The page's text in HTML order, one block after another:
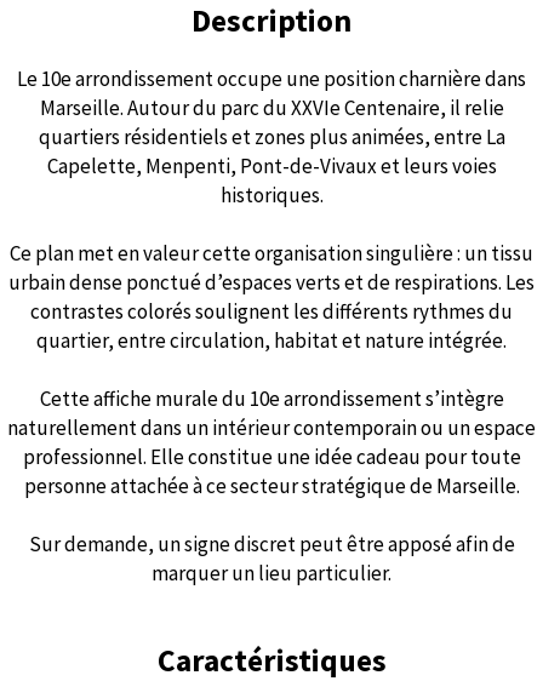
Description
Le 10e arrondissement occupe une position charnière dans
Marseille. Autour du parc du XXVIe Centenaire, il relie
quartiers résidentiels et zones plus animées, entre La
Capelette, Menpenti, Pont-de-Vivaux et leurs voies
historiques.
Ce plan met en valeur cette organisation singulière : un tissu
urbain dense ponctué d’espaces verts et de respirations. Les
contrastes colorés soulignent les différents rythmes du
quartier, entre circulation, habitat et nature intégrée.
Cette affiche murale du 10e arrondissement s’intègre
naturellement dans un intérieur contemporain ou un espace
professionnel. Elle constitue une idée cadeau pour toute
personne attachée à ce secteur stratégique de Marseille.
Sur demande, un signe discret peut être apposé afin de
marquer un lieu particulier.
Caractéristiques